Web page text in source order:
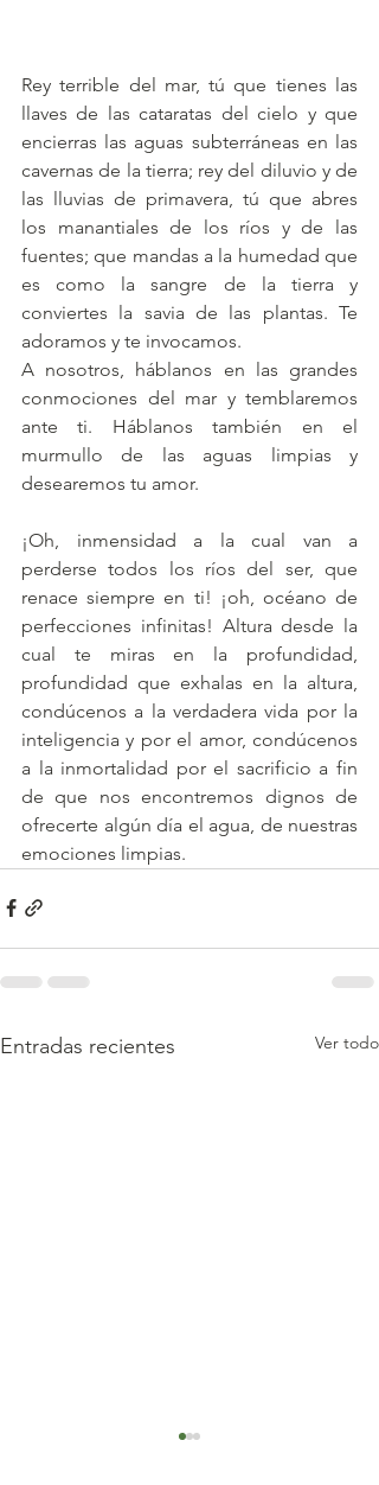
Rey terrible del mar, tú que tienes las
llaves de las cataratas del cielo y que
encierras las aguas subterráneas en las
cavernas de la tierra; rey del diluvio y de
las lluvias de primavera, tú que abres
los manantiales de los ríos y de las
fuentes; que mandas a la humedad que
es como la sangre de la tierra y
conviertes la savia de las plantas. Te
adoramos y te invocamos.
A nosotros, háblanos en las grandes
conmociones del mar y temblaremos
ante ti. Háblanos también en el
murmullo de las aguas limpias y
desearemos tu amor.
¡Oh, inmensidad a la cual van a
perderse todos los ríos del ser, que
renace siempre en ti! ¡oh, océano de
perfecciones infinitas! Altura desde la
cual te miras en la profundidad,
profundidad que exhalas en la altura,
condúcenos a la verdadera vida por la
inteligencia y por el amor, condúcenos
a la inmortalidad por el sacrificio a fin
de que nos encontremos dignos de
ofrecerte algún día el agua, de nuestras
emociones limpias.
Entradas recientes Ver todo